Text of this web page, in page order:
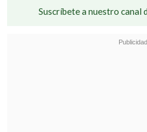
Suscríbete a nuestro canal